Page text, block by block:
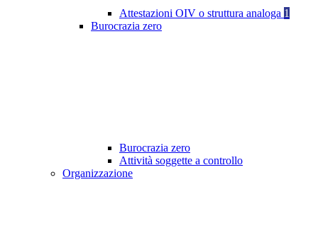
Attestazioni OIV o struttura analoga 1
Burocrazia zero
Burocrazia zero
Attività soggette a controllo
Organizzazione